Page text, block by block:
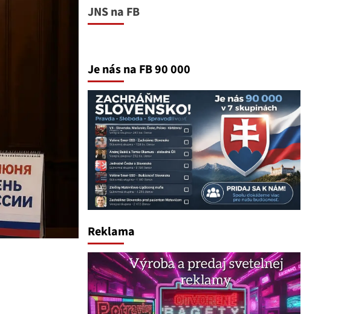
JNS na FB
Je nás na FB 90 000
Reklama